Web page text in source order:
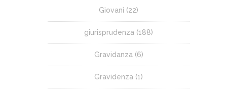
Giovani (22)
giurisprudenza (188)
Gravidanza (6)
Gravidenza (1)